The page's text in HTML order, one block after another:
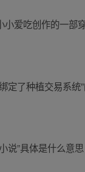
小爱吃创作的一
定了种植交易系
说”具体是什么意